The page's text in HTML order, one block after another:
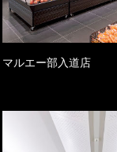
マルエー部入道店